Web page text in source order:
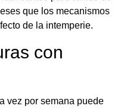
que los mecanismos
de la intemperie.
con
vez por semana puede